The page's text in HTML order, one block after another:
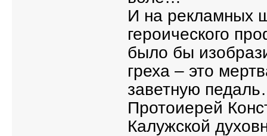
И на рекламных
героического
было бы
греха – это
заветную
Протоиерей
Калужской